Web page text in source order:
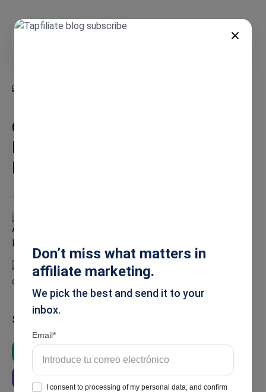
Blog
Cómo Atraer Súper Afiliados:
La Estrategia Completa de 5
Pasos
Jun 10, 2026
Summarise
ChatGPT
Perplexity
Don’t miss what matters in
affiliate marketing.
We pick the best and send it to your
inbox.
Email
I consent to processing of my personal data, and confirm